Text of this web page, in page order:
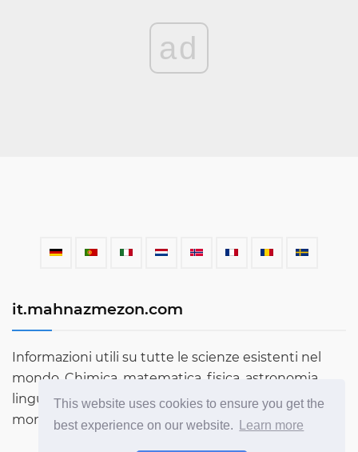
This website uses cookies to ensure you get the
best experience on our website.
Learn more
ad
it.mahnazmezon.com
Informazioni utili su tutte le scienze esistenti nel
mondo. Chimica, matematica, fisica, astronomia,
lingue, letteratura e molto altro. Scopri di più sul
mondo attraverso il nostro blog!